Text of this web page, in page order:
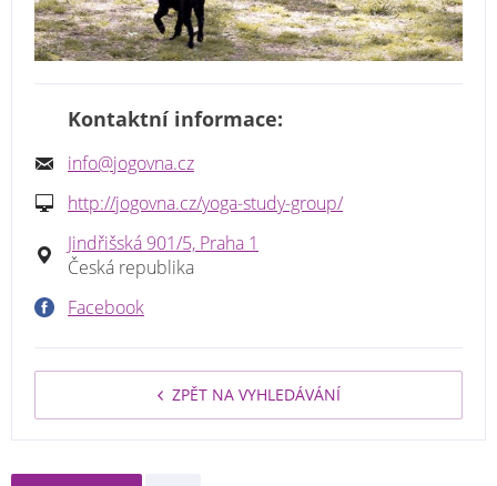
Kontaktní informace:
info@jogovna.cz
http://jogovna.cz/yoga-study-group/
Jindřišská 901/5, Praha 1
Česká republika
Facebook
ZPĚT NA VYHLEDÁVÁNÍ